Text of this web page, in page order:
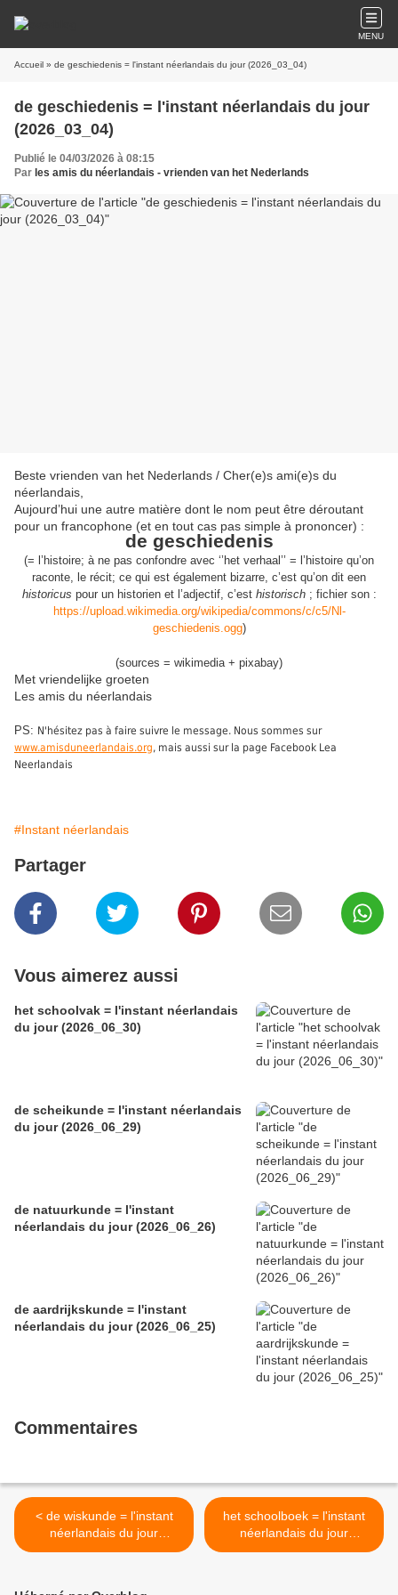
MENU
Accueil » de geschiedenis = l'instant néerlandais du jour (2026_03_04)
de geschiedenis = l'instant néerlandais du jour
(2026_03_04)
Publié le 04/03/2026 à 08:15
Par les amis du néerlandais - vrienden van het Nederlands
Beste vrienden van het Nederlands / Cher(e)s ami(e)s du
néerlandais,
Aujourd’hui une autre matière dont le nom peut être déroutant
pour un francophone (et en tout cas pas simple à prononcer) :
de geschiedenis
(= l’histoire; à ne pas confondre avec ‘’het verhaal’’ = l’histoire qu’on
raconte, le récit; ce qui est également bizarre, c’est qu’on dit een
historicus pour un historien et l’adjectif, c’est historisch ; fichier son :
https://upload.wikimedia.org/wikipedia/commons/c/c5/Nl-
geschiedenis.ogg)
(sources = wikimedia + pixabay)
Met vriendelijke groeten
Les amis du néerlandais
PS: N'hésitez pas à faire suivre le message. Nous sommes sur
www.amisduneerlandais.org, mais aussi sur la page Facebook Lea
Neerlandais
#Instant néerlandais
Partager
Vous aimerez aussi
het schoolvak = l'instant néerlandais
du jour (2026_06_30)
de scheikunde = l'instant néerlandais
du jour (2026_06_29)
de natuurkunde = l'instant
néerlandais du jour (2026_06_26)
de aardrijkskunde = l'instant
néerlandais du jour (2026_06_25)
Commentaires
< de wiskunde = l'instant
néerlandais du jour
(2026_03_03)
het schoolboek = l'instant
néerlandais du jour
(2026_03_05) >